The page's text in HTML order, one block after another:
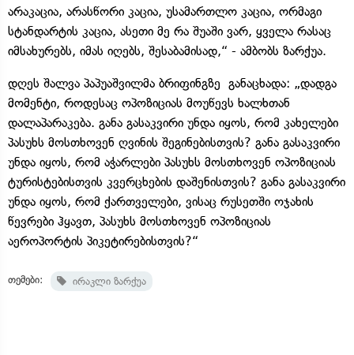
არაკაცია, არასწორი კაცია, უსამართლო კაცია, ორმაგი
სტანდარტის კაცია, ასეთი მე რა შუაში ვარ, ყველა რასაც
იმსახურებს, იმას იღებს, შესაბამისად,“ - ამბობს ზარქუა.
დღეს შალვა პაპუაშვილმა ბრიფინგზე განაცხადა: „დადგა
მომენტი, როდესაც ოპოზიციას მოუწევს ხალხთან
დალაპარაკება. განა გასაკვირი უნდა იყოს, რომ კახელები
პასუხს მოსთხოვენ ღვინის შეგინებისთვის? განა გასაკვირი
უნდა იყოს, რომ აჭარლები პასუხს მოსთხოვენ ოპოზიციას
ტურისტებისთვის კვერცხების დაშენისთვის? განა გასაკვირი
უნდა იყოს, რომ ქართველები, ვისაც რუსეთში ოჯახის
წევრები ჰყავთ, პასუხს მოსთხოვენ ოპოზიციას
აეროპორტის პიკეტირებისთვის?“
თემები: ირაკლი ზარქუა